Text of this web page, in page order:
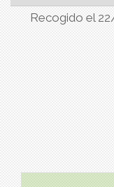
Recogido el